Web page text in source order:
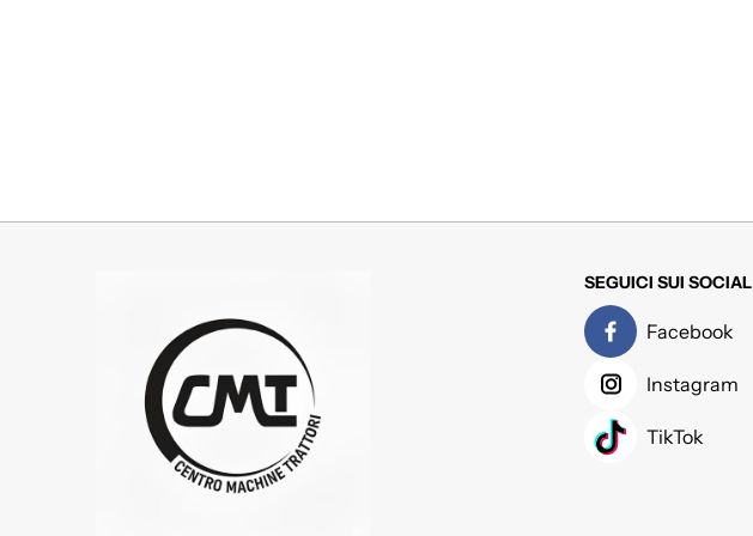
SEGUICI SUI SOCIAL
Facebook
Instagram
TikTok